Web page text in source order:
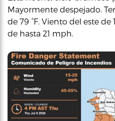
Mayormente despejado.
de 79 °F. Viento del este de
de hasta 21 mph.